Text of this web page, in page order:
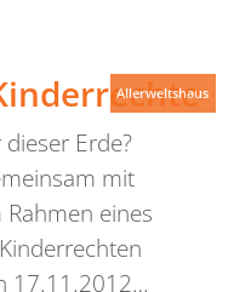
Erde?
mit
eines
17.11.2012…
Allerweltshaus